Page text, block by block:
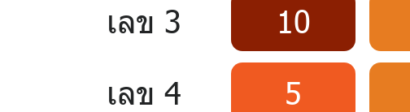
เลข 3
10
เลข 4
5